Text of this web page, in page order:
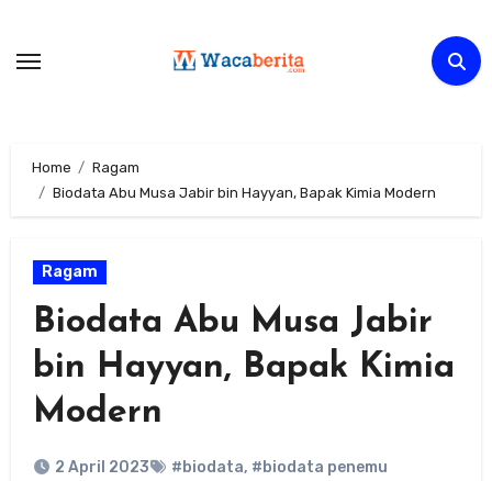
content
Home
Ragam
Biodata Abu Musa Jabir bin Hayyan, Bapak Kimia Modern
Ragam
Biodata Abu Musa Jabir
bin Hayyan, Bapak Kimia
Modern
2 April 2023 #biodata, #biodata penemu